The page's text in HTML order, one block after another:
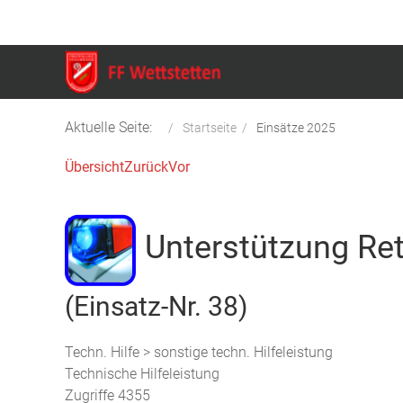
Aktuelle Seite: Startseite Einsätze 2025
ÜbersichtZurückVor
Unterstützung
(Einsatz-Nr. 38)
Techn. Hilfe > sonstige techn. Hilfeleistung
Technische Hilfeleistung
Zugriffe 4355